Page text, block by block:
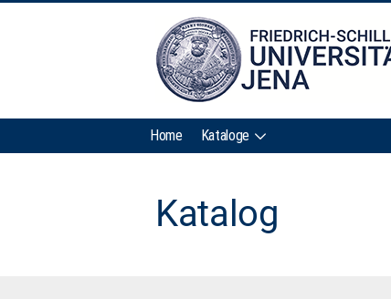
Home Kataloge
Katalog